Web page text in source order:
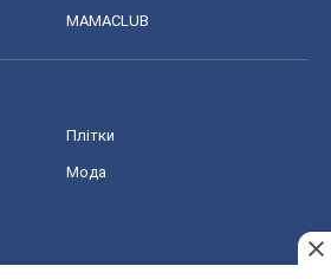
MAMACLUB
Плітки
Мода